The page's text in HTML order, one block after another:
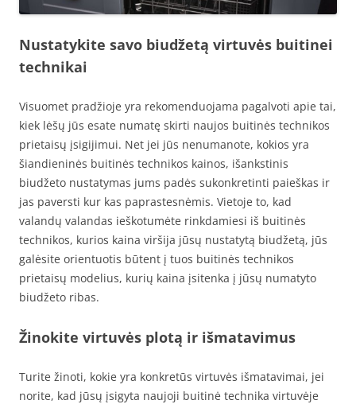
Nustatykite savo biudžetą virtuvės buitinei
technikai
Visuomet pradžioje yra rekomenduojama pagalvoti apie tai,
kiek lėšų jūs esate numatę skirti naujos buitinės technikos
prietaisų įsigijimui. Net jei jūs nenumanote, kokios yra
šiandieninės buitinės technikos kainos, išankstinis
biudžeto nustatymas jums padės sukonkretinti paieškas ir
jas paversti kur kas paprastesnėmis. Vietoje to, kad
valandų valandas ieškotumėte rinkdamiesi iš buitinės
technikos, kurios kaina viršija jūsų nustatytą biudžetą, jūs
galėsite orientuotis būtent į tuos buitinės technikos
prietaisų modelius, kurių kaina įsitenka į jūsų numatyto
biudžeto ribas.
Žinokite virtuvės plotą ir išmatavimus
Turite žinoti, kokie yra konkretūs virtuvės išmatavimai, jei
norite, kad jūsų įsigyta naujoji buitinė technika virtuvėje